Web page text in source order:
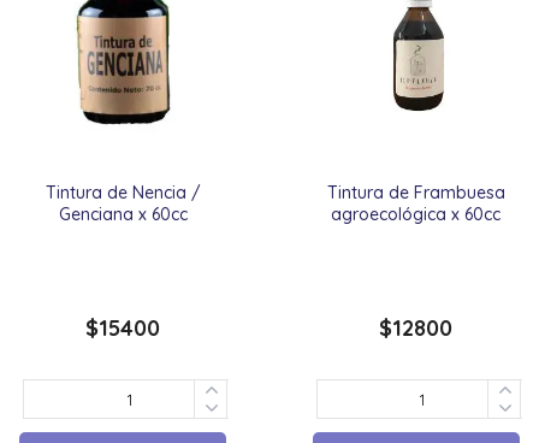
Tintura de Nencia /
Genciana x 60cc
$15400
Tintura de Frambuesa
agroecológica x 60cc
$12800